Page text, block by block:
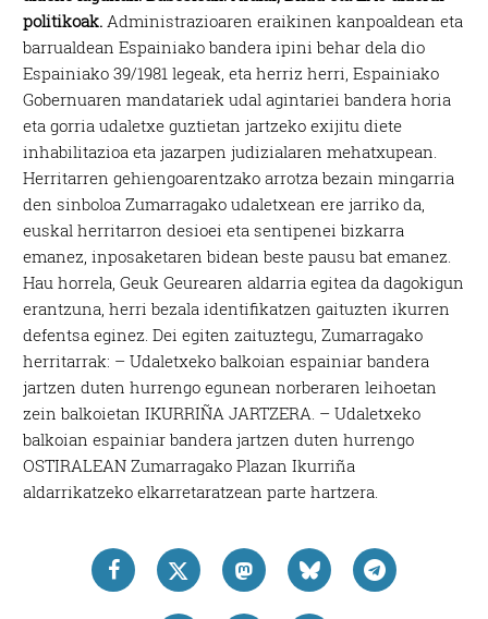
politikoak.Administrazioaren eraikinen kanpoaldean eta
barrualdean Espainiako bandera ipini behar dela dio
Espainiako 39/1981 legeak, eta herriz herri, Espainiako
Gobernuaren mandatariek udal agintariei bandera horia
eta gorria udaletxe guztietan jartzeko exijitu diete
inhabilitazioa eta jazarpen judizialaren mehatxupean.
Herritarren gehiengoarentzako arrotza bezain mingarria
den sinboloa Zumarragako udaletxean ere jarriko da,
euskal herritarron desioei eta sentipenei bizkarra
emanez, inposaketaren bidean beste pausu bat emanez.
Hau horrela, Geuk Geurearen aldarria egitea da dagokigun
erantzuna, herri bezala identifikatzen gaituzten ikurren
defentsa eginez. Dei egiten zaituztegu, Zumarragako
herritarrak: – Udaletxeko balkoian espainiar bandera
jartzen duten hurrengo egunean norberaren leihoetan
zein balkoietan IKURRIÑA JARTZERA. – Udaletxeko
balkoian espainiar bandera jartzen duten hurrengo
OSTIRALEAN Zumarragako Plazan Ikurriña
aldarrikatzeko elkarretaratzean parte hartzera.